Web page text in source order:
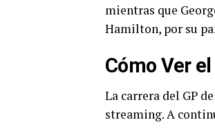
mientras que
Hamilton, por su
Cómo Ver
La carrera del GP
streaming. A